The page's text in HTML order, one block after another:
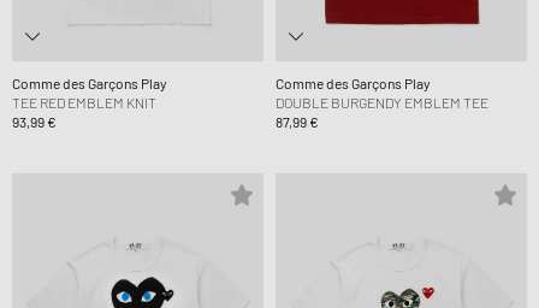
Comme des Garçons Play
TEE RED EMBLEM KNIT
93,99 €
Comme des Garçons Play
DOUBLE BURGENDY EMBLEM TEE
87,99 €